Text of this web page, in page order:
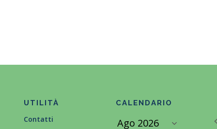
UTILITÀ
Contatti
CALENDARIO